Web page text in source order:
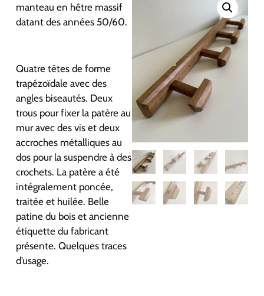
manteau en hêtre massif
datant des années 50/60.
Quatre têtes de forme
trapézoïdale avec des
angles biseautés. Deux
trous pour fixer la patère au
mur avec des vis et deux
accroches métalliques au
dos pour la suspendre à des
crochets. La patère a été
intégralement poncée,
traitée et huilée. Belle
patine du bois et ancienne
étiquette du fabricant
présente. Quelques traces
d’usage.